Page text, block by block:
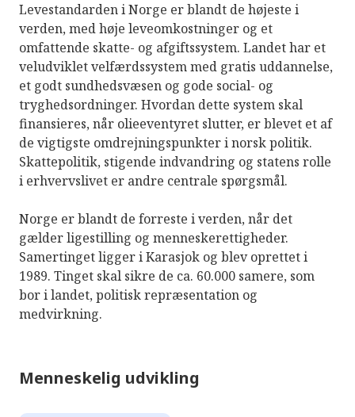
Levestandarden i Norge er blandt de højeste i
verden, med høje leveomkostninger og et
omfattende skatte- og afgiftssystem. Landet har et
veludviklet velfærdssystem med gratis uddannelse,
et godt sundhedsvæsen og gode social- og
tryghedsordninger. Hvordan dette system skal
finansieres, når olieeventyret slutter, er blevet et af
de vigtigste omdrejningspunkter i norsk politik.
Skattepolitik, stigende indvandring og statens rolle
i erhvervslivet er andre centrale spørgsmål.
Norge er blandt de forreste i verden, når det
gælder ligestilling og menneskerettigheder.
Samertinget ligger i Karasjok og blev oprettet i
1989. Tinget skal sikre de ca. 60.000 samere, som
bor i landet, politisk repræsentation og
medvirkning.
Menneskelig udvikling